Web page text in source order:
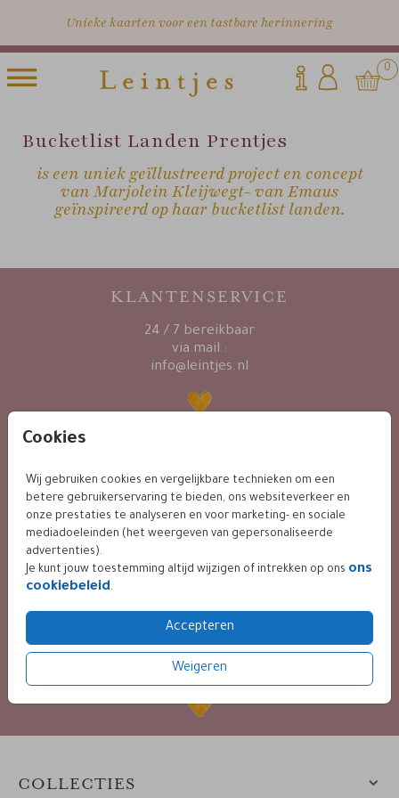
Unieke kaarten voor een tastbare herinnering
0
Cookies
Wij gebruiken cookies en vergelijkbare technieken om een
betere gebruikerservaring te bieden, ons websiteverkeer en
onze prestaties te analyseren en voor marketing- en sociale
mediadoeleinden (het weergeven van gepersonaliseerde
advertenties).
Je kunt jouw toestemming altijd wijzigen of intrekken op ons ons
cookiebeleid.
Accepteren
Weigeren
Bucketlist Landen Prentjes
is een uniek geïllustreerd project en concept
van Marjolein Kleijwegt- van Emaus
geïnspireerd op haar bucketlist landen.
KLANTENSERVICE
24 / 7 bereikbaar
via mail :
info@leintjes.nl
9.4 / 10 op basis van 400+ reviews
BETALING VEILIG VIA
diverse mogelijkheden
COLLECTIES